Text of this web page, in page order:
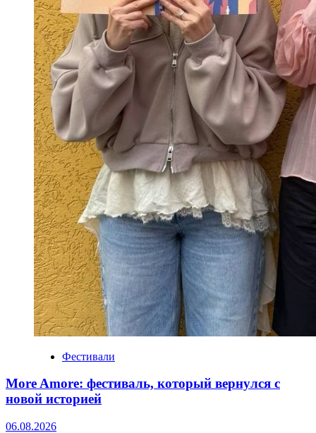
Фестивали
More Amore: фестиваль, который вернулся с
новой историей
06.08.2026